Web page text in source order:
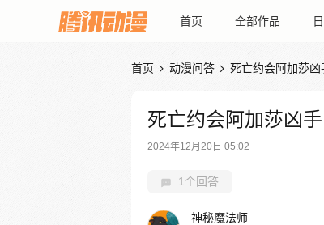
首页 全部作品
首页  动漫问答  死亡约会阿加莎凶
死亡约会阿加莎凶手
2024年12月20日 05:02
1个回答
神秘魔法师